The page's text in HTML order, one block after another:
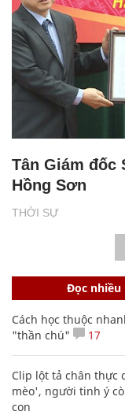
THỜI SỰ
Tân Giám đốc
Hồng Sơn
Đọc nhiều
Cách học thuộc
"thần chú"
17
Clip lột tả chân thực
mèo', người tinh ý
con